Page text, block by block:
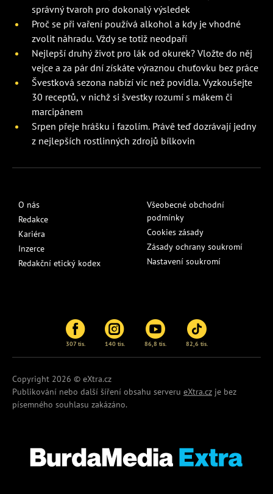
správný tvaroh pro dokonalý výsledek
Proč se při vaření používá alkohol a kdy je vhodné
zvolit náhradu. Vždy se totiž neodpaří
Nejlepší druhý život pro lák od okurek? Vložte do něj
vejce a za pár dní získáte výraznou chuťovku bez práce
Švestková sezona nabízí víc než povidla. Vyzkoušejte
30 receptů, v nichž si švestky rozumí s mákem či
marcipánem
Srpen přeje hrášku i fazolím. Právě teď dozrávají jedny
z nejlepších rostlinných zdrojů bílkovin
O nás
Redakce
Kariéra
Inzerce
Redakční etický kodex
Všeobecné obchodní
podmínky
Cookies zásady
Zásady ochrany soukromí
Nastavení soukromí
307 tis. 140 tis. 86,8 tis. 82,6 tis.
Copyright 2026 © eXtra.cz
Publikování nebo další šíření obsahu serveru eXtra.cz je bez
písemného souhlasu zakázáno.